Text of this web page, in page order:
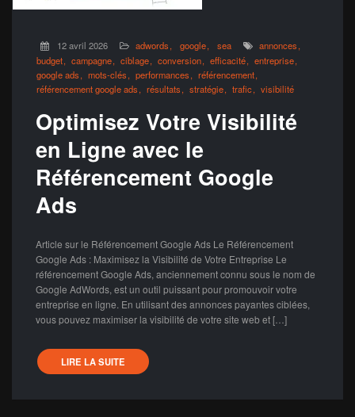
12 avril 2026 adwords google sea
annonces
budget
campagne ciblage conversion efficacité
entreprise
google ads
mots-clés performances
référencement
référencement google ads
résultats stratégie trafic visibilité
Optimisez Votre Visibilité
en Ligne avec le
Référencement Google
Ads
Article sur le Référencement Google Ads Le Référencement
Google Ads : Maximisez la Visibilité de Votre Entreprise Le
référencement Google Ads, anciennement connu sous le nom de
Google AdWords, est un outil puissant pour promouvoir votre
entreprise en ligne. En utilisant des annonces payantes ciblées,
vous pouvez maximiser la visibilité de votre site web et […]
LIRE LA SUITE